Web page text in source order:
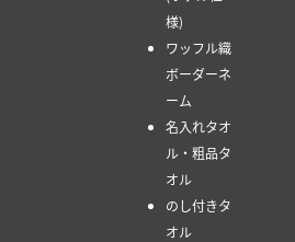
様)
ワッフル織
ボーダーネ
ーム
名入れタオ
ル・粗品タ
オル
のし付きタ
オル